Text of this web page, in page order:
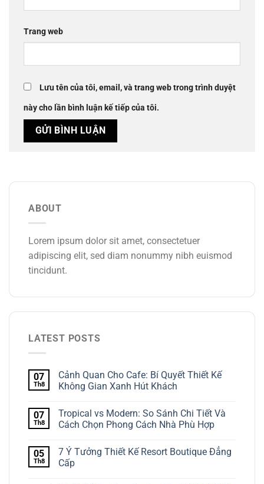
Trang web
Lưu tên của tôi, email, và trang web trong trình duyệt
này cho lần bình luận kế tiếp của tôi.
ABOUT
Lorem ipsum dolor sit amet, consectetuer
adipiscing elit, sed diam nonummy nibh euismod
tincidunt.
LATEST POSTS
07
Th8
Cảnh Quan Cho Cafe: Bí Quyết Thiết Kế
Không Gian Xanh Hút Khách
07
Th8
Tropical vs Modern: So Sánh Chi Tiết Và
Cách Chọn Phong Cách Nhà Phù Hợp
05
Th8
7 Ý Tưởng Thiết Kế Resort Boutique Đẳng
Cấp